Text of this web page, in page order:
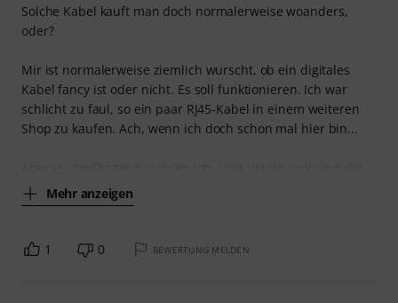
Solche Kabel kauft man doch normalerweise woanders,
oder?
Mir ist normalerweise ziemlich wurscht, ob ein digitales
Kabel fancy ist oder nicht. Es soll funktionieren. Ich war
schlicht zu faul, so ein paar RJ45-Kabel in einem weiteren
Shop zu kaufen. Ach, wenn ich doch schon mal hier bin...
Mehr anzeigen
1 0 BEWERTUNG MELDEN